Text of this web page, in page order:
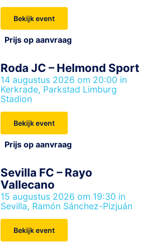
Bekijk event
Prijs op aanvraag
Roda JC – Helmond Sport
14 augustus 2026 om 20:00 in
Kerkrade, Parkstad Limburg
Stadion
Bekijk event
Prijs op aanvraag
Sevilla FC – Rayo
Vallecano
15 augustus 2026 om 19:30 in
Sevilla, Ramón Sánchez-Pizjuán
Bekijk event